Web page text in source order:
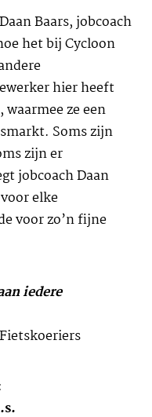
Baars, jobcoach
het bij Cycloon
hier heeft
ze een
Soms zijn
zijn er
jobcoach Daan
elke
voor zo’n fijne
iedere